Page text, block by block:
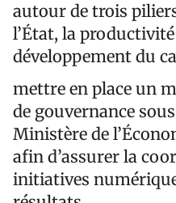
autour de trois
l’État, la
développement du
mettre en place un
de gouvernance
Ministère de
afin d’assurer la
initiatives